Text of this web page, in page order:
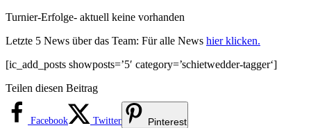
Turnier-Erfolge- aktuell keine vorhanden
Letzte 5 News über das Team: Für alle News hier klicken.
[ic_add_posts showposts=’5′ category=’schietwedder-tagger‘]
Teilen diesen Beitrag
Facebook Twitter Pinterest